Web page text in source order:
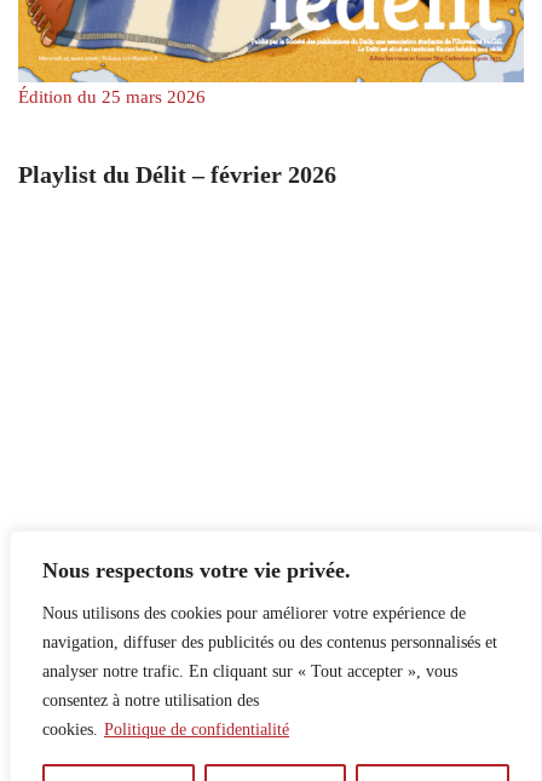
Nous respectons votre vie privée.
Nous utilisons des cookies pour améliorer votre expérience de
navigation, diffuser des publicités ou des contenus personnalisés et
analyser notre trafic. En cliquant sur « Tout accepter », vous
consentez à notre utilisation des
cookies. Politique de confidentialité
Édition du 25 mars 2026
Playlist du Délit – février 2026